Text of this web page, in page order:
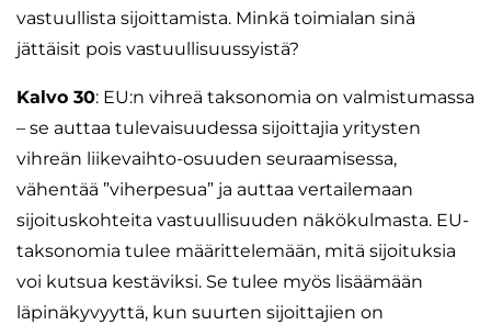
vastuullista sijoittamista. Minkä toimialan sinä
jättäisit pois vastuullisuussyistä?
Kalvo 30: EU:n vihreä taksonomia on valmistumassa
– se auttaa tulevaisuudessa sijoittajia yritysten
vihreän liikevaihto-osuuden seuraamisessa,
vähentää ”viherpesua” ja auttaa vertailemaan
sijoituskohteita vastuullisuuden näkökulmasta. EU-
taksonomia tulee määrittelemään, mitä sijoituksia
voi kutsua kestäviksi. Se tulee myös lisäämään
läpinäkyvyyttä, kun suurten sijoittajien on